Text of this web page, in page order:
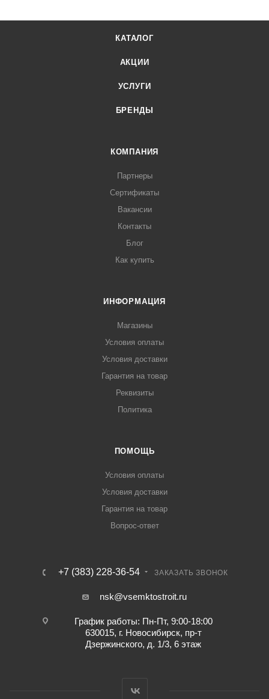
КАТАЛОГ
АКЦИИ
УСЛУГИ
БРЕНДЫ
КОМПАНИЯ
Партнеры
Сертификаты
Вакансии
Контакты
Блог
Как купить
ИНФОРМАЦИЯ
Магазины
Условия оплаты
Условия доставки
Гарантия на товар
Реквизиты
Политика
ПОМОЩЬ
Условия оплаты
Условия доставки
Гарантия на товар
Вопрос-ответ
+7 (383) 228-36-54 ЗАКАЗАТЬ ЗВОНОК
nsk@vsemktostroit.ru
График работы: Пн-Пт, 9:00-18:00
630015, г. Новосибирск, пр-т
Дзержинского, д. 1/3, 6 этаж